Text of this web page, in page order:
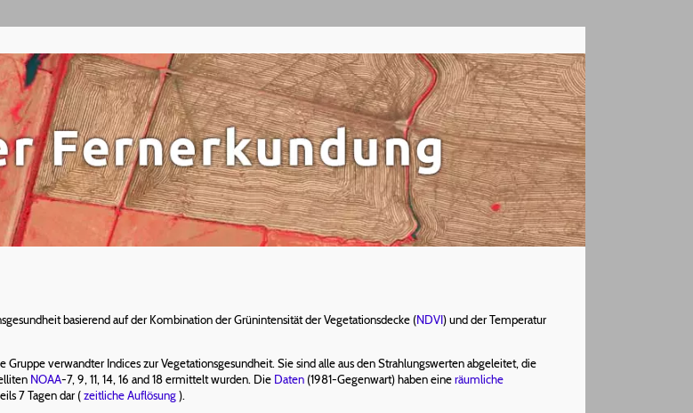
basierend auf der Kombination der Grünintensität der Vegetationsdecke (NDVI) und der Temperatur
verwandter Indices zur Vegetationsgesundheit. Sie sind alle aus den Strahlungswerten abgeleitet, die
NOAA-7, 9, 11, 14, 16 and 18 ermittelt wurden. Die Daten (1981-Gegenwart) haben eineräumliche
7 Tagen dar (zeitliche Auflösung).